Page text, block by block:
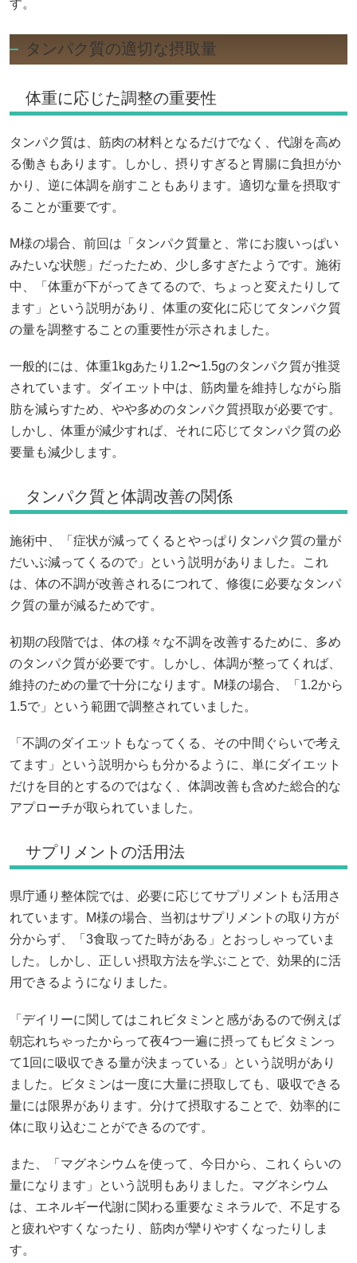
す。
タンパク質の適切な摂取量
体重に応じた調整の重要性
タンパク質は、筋肉の材料となるだけでなく、代謝を高め
る働きもあります。しかし、摂りすぎると胃腸に負担がか
かり、逆に体調を崩すこともあります。適切な量を摂取す
ることが重要です。
M様の場合、前回は「タンパク質量と、常にお腹いっぱい
みたいな状態」だったため、少し多すぎたようです。施術
中、「体重が下がってきてるので、ちょっと変えたりして
ます」という説明があり、体重の変化に応じてタンパク質
の量を調整することの重要性が示されました。
一般的には、体重1kgあたり1.2〜1.5gのタンパク質が推奨
されています。ダイエット中は、筋肉量を維持しながら脂
肪を減らすため、やや多めのタンパク質摂取が必要です。
しかし、体重が減少すれば、それに応じてタンパク質の必
要量も減少します。
タンパク質と体調改善の関係
施術中、「症状が減ってくるとやっぱりタンパク質の量が
だいぶ減ってくるので」という説明がありました。これ
は、体の不調が改善されるにつれて、修復に必要なタンパ
ク質の量が減るためです。
初期の段階では、体の様々な不調を改善するために、多め
のタンパク質が必要です。しかし、体調が整ってくれば、
維持のための量で十分になります。M様の場合、「1.2から
1.5で」という範囲で調整されていました。
「不調のダイエットもなってくる、その中間ぐらいで考え
てます」という説明からも分かるように、単にダイエット
だけを目的とするのではなく、体調改善も含めた総合的な
アプローチが取られていました。
サプリメントの活用法
県庁通り整体院では、必要に応じてサプリメントも活用さ
れています。M様の場合、当初はサプリメントの取り方が
分からず、「3食取ってた時がある」とおっしゃっていま
した。しかし、正しい摂取方法を学ぶことで、効果的に活
用できるようになりました。
「デイリーに関してはこれビタミンと感があるので例えば
朝忘れちゃったからって夜4つ一遍に摂ってもビタミンっ
て1回に吸収できる量が決まっている」という説明があり
ました。ビタミンは一度に大量に摂取しても、吸収できる
量には限界があります。分けて摂取することで、効率的に
体に取り込むことができるのです。
また、「マグネシウムを使って、今日から、これくらいの
量になります」という説明もありました。マグネシウム
は、エネルギー代謝に関わる重要なミネラルで、不足する
と疲れやすくなったり、筋肉が攣りやすくなったりしま
す。